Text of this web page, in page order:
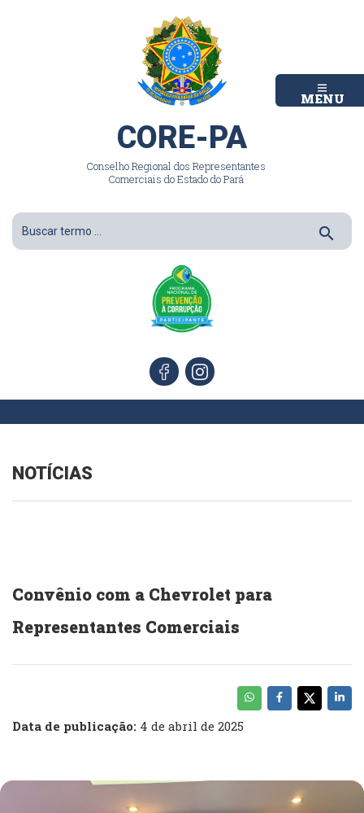
MENU
CORE-PA
Conselho Regional dos Representantes
Comerciais do Estado do Pará
search
NOTÍCIAS
Convênio com a Chevrolet para
Representantes Comerciais
Data de publicação: 4 de abril de 2025